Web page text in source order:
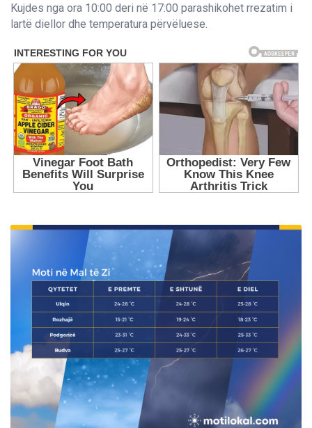
Kujdes nga ora 10:00 deri në 17:00 parashikohet rrezatim i
lartë diellor dhe temperatura përvëluese.